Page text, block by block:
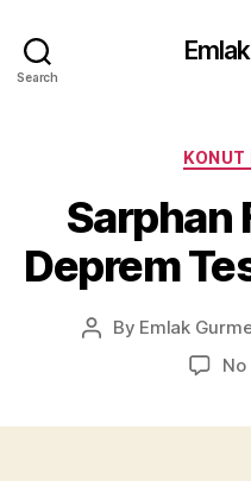
Search
KONUT
Sarphan
Deprem
Post
By Emlak